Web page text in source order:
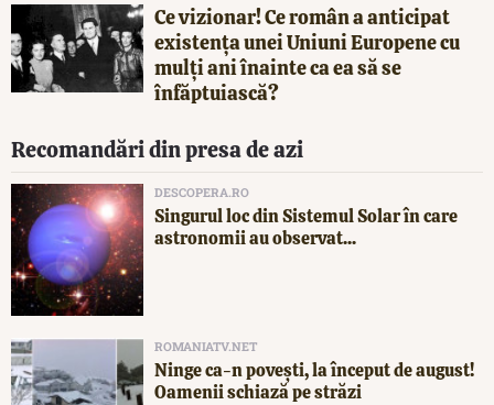
Ce vizionar! Ce român a anticipat
existența unei Uniuni Europene cu
mulți ani înainte ca ea să se
înfăptuiască?
Recomandări din presa de azi
DESCOPERA.RO
Singurul loc din Sistemul Solar în care
astronomii au observat...
ROMANIATV.NET
Ninge ca-n povești, la început de august!
Oamenii schiază pe străzi